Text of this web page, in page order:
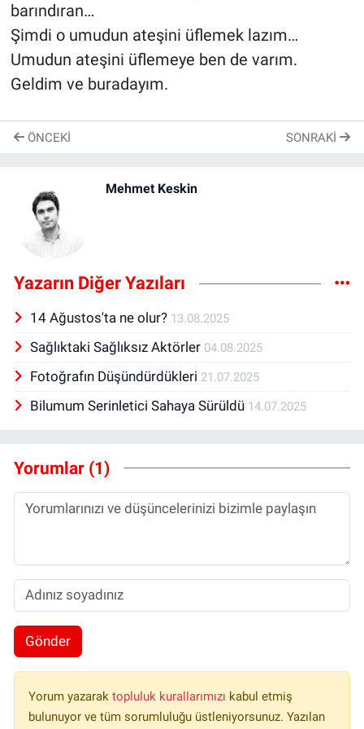
barındıran…
Şimdi o umudun ateşini üflemek lazım…
Umudun ateşini üflemeye ben de varım.
Geldim ve buradayım.
ÖNCEKI SONRAKI
Mehmet Keskin
Yazarın Diğer Yazıları
14 Ağustos'ta ne olur? 13.08.2025
Sağlıktaki Sağlıksız Aktörler 04.08.2025
Fotoğrafın Düşündürdükleri 21.07.2025
Bilumum Serinletici Sahaya Sürüldü 14.07.2025
Yorumlar (1)
Gönder
Yorum yazarak topluluk kurallarımızı kabul etmiş
bulunuyor ve tüm sorumluluğu üstleniyorsunuz. Yazılan